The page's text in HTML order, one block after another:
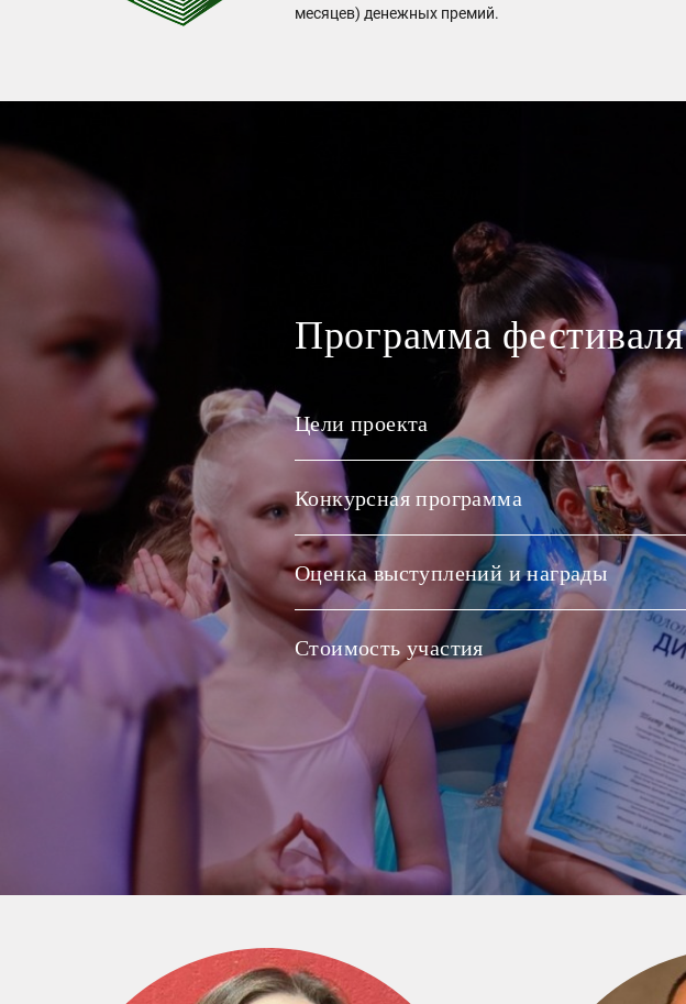
месяцев) денежных премий.
Программа фестиваля
Цели проекта
Конкурсная программа
Оценка выступлений и награды
Стоимость участия